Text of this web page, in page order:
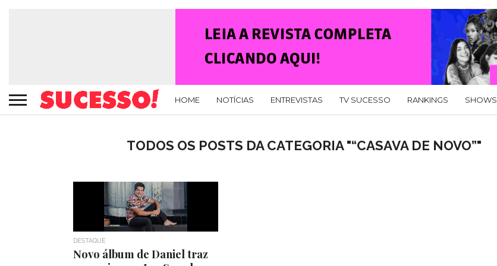
HOME NOTÍCIAS ENTREVISTAS TV SUCESSO RANKINGS SHOWS
TODOS OS POSTS DA CATEGORIA "“CASAVA DE NOVO”"
DESTAQUE
Novo álbum de Daniel traz